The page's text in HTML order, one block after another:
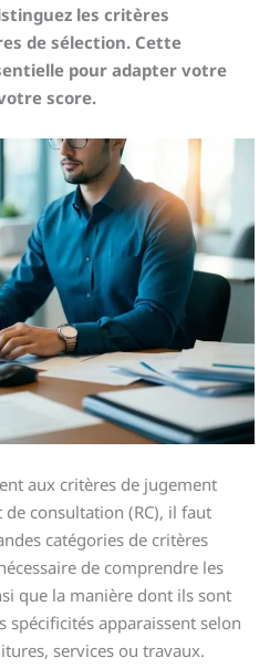
les critères
de sélection. Cette
pour adapter votre
score.
aux critères de jugement
consultation (RC), il faut
catégories de critères
de comprendre les
que la manière dont ils sont
spécificités apparaissent selon
services ou travaux.